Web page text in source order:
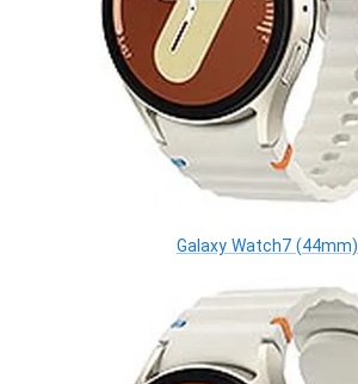
Galaxy Watch7 (44mm)